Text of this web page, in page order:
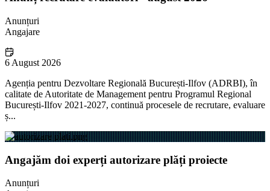
Anunțuri
Angajare
6 August 2026
Agenția pentru Dezvoltare Regională București-Ilfov (ADRBI), în
calitate de Autoritate de Management pentru Programul Regional
București-Ilfov 2021-2027, continuă procesele de recrutare, evaluare
ș...
Angajăm doi experți autorizare plăți proiecte
Anunțuri